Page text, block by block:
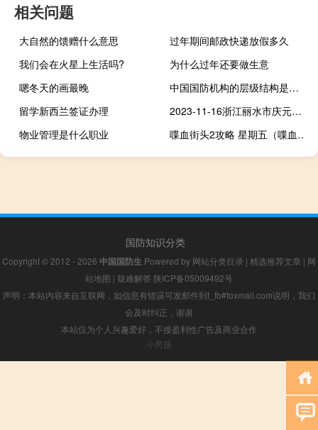
相关问题
大自然的馈赠什么意思
过年期间邮政快递放假多久
我们会在火星上生活吗?
为什么过年还要做生意
嗯冬天的画最晚
中国国防机构的层级结构是怎样的
留学新西兰签证办理
2023-11-16浙江丽水市庆元县(珊瑚菌)的报价是多少
物业管理是什么职业
喋血街头2攻略 星期五（喋血街头2攻略）
国防知识分类
Copyright © 2012 - 2026 中国国防生 Powered by 网站分类目录 | 精选推荐文章 | 网
站地图 | 疑难解答 陕ICP备05009492号
声明：本站内容来自互联网，如信息有错误可发邮件到f_fb#foxmail.com说明，我们
会及时纠正，谢谢
本站仅为个人兴趣爱好，不接盈利性广告及商业合作
小男孩